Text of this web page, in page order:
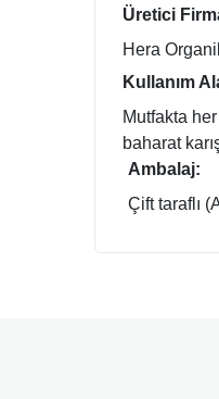
Üretici
Hera
Kullanım
Mutfakta
baharat
Ambalaj:
Çift taraflı